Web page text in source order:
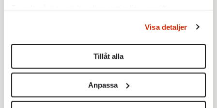
Ta reda på mer om hur dina personliga uppgifter
Du kan ändra eller dra tillbaka ditt samtycke när som
helst från cookie-förklaringen.
Vi använder enhetsidentifierare för att anpassa innehållet
för sociala medier och analysera vår trafik. Vi
vidarebefordrar även sådana identifierare och annan
Visa detaljer
Tillåt alla
Anpassa